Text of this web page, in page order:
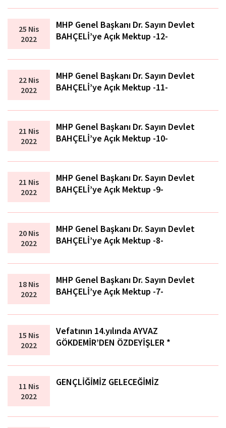
25 Nis
2022
MHP Genel Başkanı Dr. Sayın Devlet
BAHÇELİ’ye Açık Mektup -12-
22 Nis
2022
MHP Genel Başkanı Dr. Sayın Devlet
BAHÇELİ’ye Açık Mektup -11-
21 Nis
2022
MHP Genel Başkanı Dr. Sayın Devlet
BAHÇELİ’ye Açık Mektup -10-
21 Nis
2022
MHP Genel Başkanı Dr. Sayın Devlet
BAHÇELİ’ye Açık Mektup -9-
20 Nis
2022
MHP Genel Başkanı Dr. Sayın Devlet
BAHÇELİ’ye Açık Mektup -8-
18 Nis
2022
MHP Genel Başkanı Dr. Sayın Devlet
BAHÇELİ’ye Açık Mektup -7-
15 Nis
2022
Vefatının 14.yılında AYVAZ
GÖKDEMİR’DEN ÖZDEYİŞLER *
11 Nis
2022
GENÇLİĞİMİZ GELECEĞİMİZ